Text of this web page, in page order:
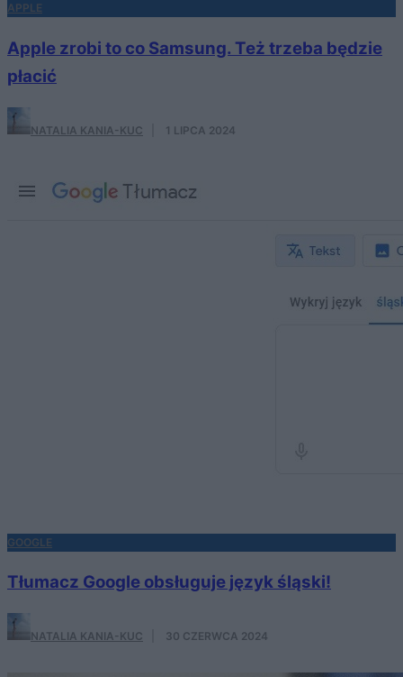
APPLE
Apple zrobi to co Samsung. Też trzeba będzie
płacić
NATALIA KANIA-KUC 1 LIPCA 2024
GOOGLE
Tłumacz Google obsługuje język śląski!
NATALIA KANIA-KUC 30 CZERWCA 2024